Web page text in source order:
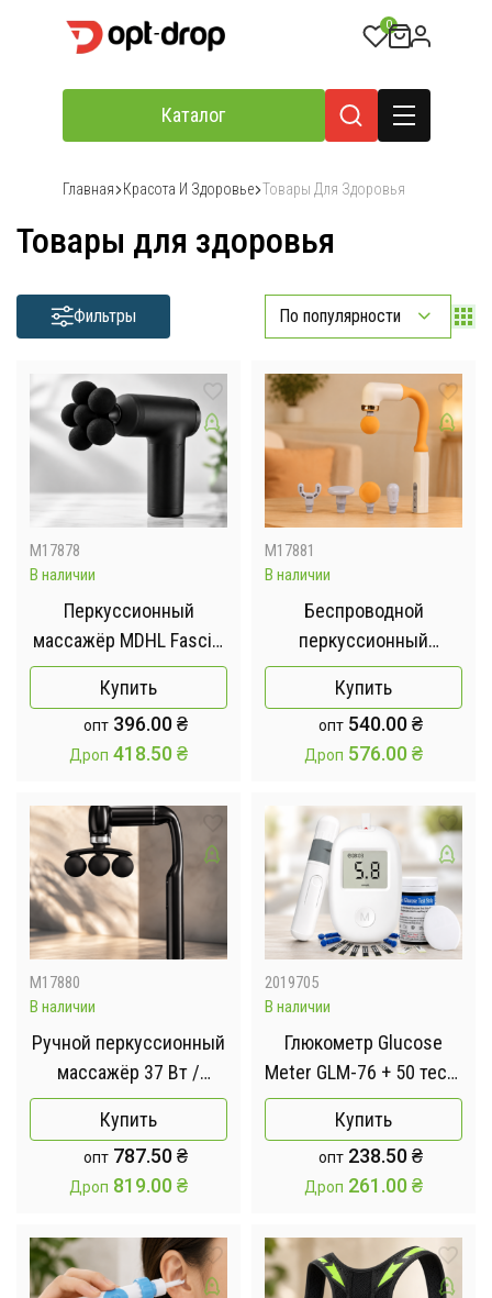
0
Каталог
Главная Красота И Здоровье Товары Для Здоровья
Товары для здоровья
Фильтры По популярности
M17878
В наличии
Перкуссионный
массажёр MDHL Fascial
Gun MD-9901 25 Вт +5
насадок
Купить
опт 396.00₴
Дроп 418.50₴
M17881
В наличии
Беспроводной
перкуссионный
массажёр 17W
1200mAh / Массажёр
MDHL MD-XY-11 U-
Shaped Fascia Gun
Купить
опт 540.00₴
Дроп 576.00₴
M17880
В наличии
Ручной перкуссионный
массажёр 37 Вт /
Массажер MDHL Fascial
Gun MDHL /
Портативный
массажный пистолет
Купить
опт 787.50₴
Дроп 819.00₴
2019705
В наличии
Глюкометр Glucose
Meter GLM-76 + 50 тест-
полосок и ланцеты
Купить
опт 238.50₴
Дроп 261.00₴